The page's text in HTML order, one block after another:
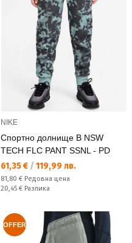
NIKE
Спортно долнище B NSW
TECH FLC PANT SSNL - PD
Текуща цена:
61,35 € / 119,99 лв.
Редовна цена:
81,80 € Редовна цена
Спестявате:
20,45 € Разлика
OFFER